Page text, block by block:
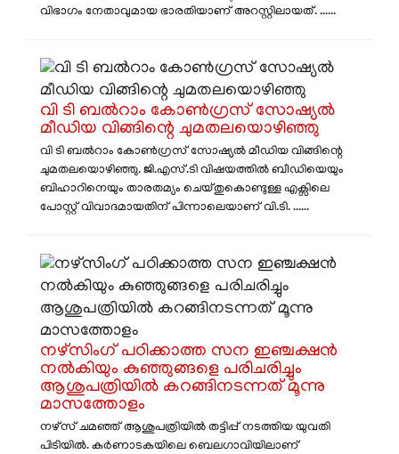
വിഭാഗം നേതാവുമായ ഭാരതിയാണ് അറസ്റ്റിലായത്. ......
വി ടി ബൽറാം കോൺഗ്രസ് സോഷ്യൽ
മീഡിയ വിങ്ങിന്റെ ചുമതലയൊഴിഞ്ഞു
വി ടി ബൽറാം കോൺഗ്രസ് സോഷ്യൽ മീഡിയ വിങ്ങിന്റെ
ചുമതലയൊഴിഞ്ഞു. ജി.എസ്.ടി വിഷയത്തിൽ ബീഡിയെയും
ബിഹാറിനെയും താരതമ്യം ചെയ്തുകൊണ്ടുള്ള എക്സിലെ
പോസ്റ്റ് വിവാദമായതിന് പിന്നാലെയാണ് വി.ടി. ......
നഴ്സിം​ഗ് പഠിക്കാത്ത സന ഇഞ്ചക്ഷൻ
നൽകിയും കുഞ്ഞുങ്ങളെ പരിചരിച്ചും
ആശുപത്രിയിൽ കറങ്ങിനടന്നത് മൂന്നു
മാസത്തോളം
നഴ്സ് ചമഞ്ഞ് ആശുപത്രിയിൽ തട്ടിപ്പ് നടത്തിയ യുവതി
പിടിയിൽ. കർണാടകയിലെ ബെലഗാവിയിലാണ്